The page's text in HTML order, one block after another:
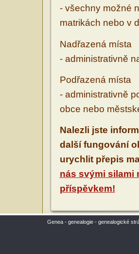
- všechny možné
matrikách nebo v
Nadřazená místa
- administrativně
Podřazená místa
- administrativně
obce nebo
Nalezli jste
další fungování
urychlit přepis
nás svými silami
příspěvkem!
Genea - genealogie - genealogické